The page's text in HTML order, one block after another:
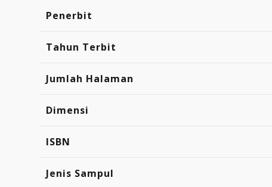
Penerbit
Tahun Terbit
Jumlah Halaman
Dimensi
ISBN
Jenis Sampul